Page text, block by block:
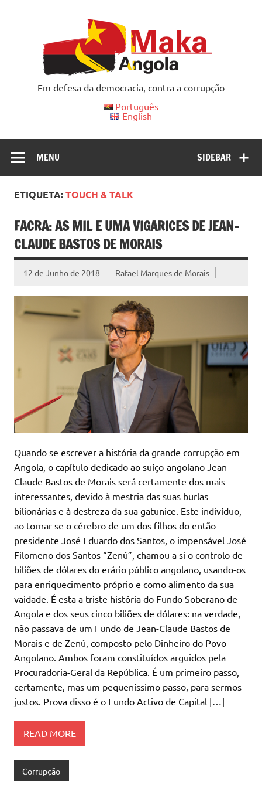
Em defesa da democracia, contra a corrupção
Português
English
SIDEBAR
MENU
ETIQUETA:TOUCH & TALK
FACRA: AS MIL E UMA VIGARICES DE JEAN-
CLAUDE BASTOS DE MORAIS
12 de Junho de 2018 Rafael Marques de Morais
Quando se escrever a história da grande corrupção em
Angola, o capítulo dedicado ao suíço-angolano Jean-
Claude Bastos de Morais será certamente dos mais
interessantes, devido à mestria das suas burlas
bilionárias e à destreza da sua gatunice. Este indivíduo,
ao tornar-se o cérebro de um dos filhos do então
presidente José Eduardo dos Santos, o impensável José
Filomeno dos Santos “Zenú”, chamou a si o controlo de
biliões de dólares do erário público angolano, usando-os
para enriquecimento próprio e como alimento da sua
vaidade. É esta a triste história do Fundo Soberano de
Angola e dos seus cinco biliões de dólares: na verdade,
não passava de um Fundo de Jean-Claude Bastos de
Morais e de Zenú, composto pelo Dinheiro do Povo
Angolano. Ambos foram constituídos arguidos pela
Procuradoria-Geral da República. É um primeiro passo,
certamente, mas um pequeníssimo passo, para sermos
justos. Prova disso é o Fundo Activo de Capital […]
READ MORE
Corrupção